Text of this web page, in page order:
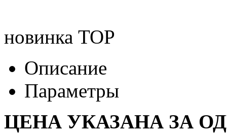
новинка TOP
Описание
Параметры
ЦЕНА УКАЗАНА ЗА